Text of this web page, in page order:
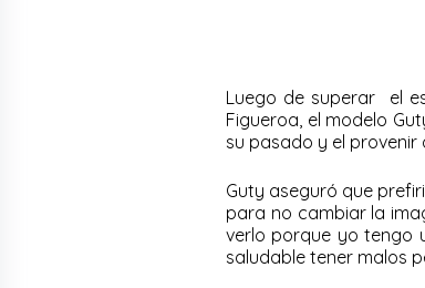
Luego de superar el
Figueroa, el modelo
su pasado y el provenir
Guty aseguró que
para no cambiar la
verlo porque yo tengo
saludable tener malos